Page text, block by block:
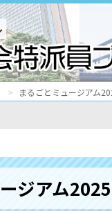
まるごとミュージアム
ジアム